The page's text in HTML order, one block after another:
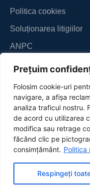
Prețuim
Folosim cookie-uri
navigare, a afișa
analiza traficul nostru.
de acord cu utilizarea
modifica sau retrage
făcând clic pe
consimțământ. Politica
Respingeți
Politica cookies
Soluționarea litigiilor
ANPC